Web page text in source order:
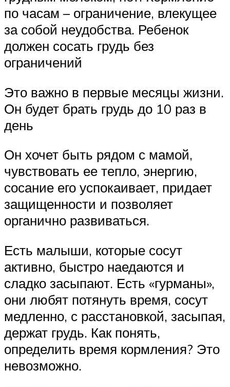
по часам – ограничение, влекущее
за собой неудобства. Ребенок
должен сосать грудь без
ограничений
Это важно в первые месяцы жизни.
Он будет брать грудь до 10 раз в
день
Он хочет быть рядом с мамой,
чувствовать ее тепло, энергию,
сосание его успокаивает, придает
защищенности и позволяет
органично развиваться.
Есть малыши, которые сосут
активно, быстро наедаются и
сладко засыпают. Есть «гурманы»,
они любят потянуть время, сосут
медленно, с расстановкой, засыпая,
держат грудь. Как понять,
определить время кормления? Это
невозможно.